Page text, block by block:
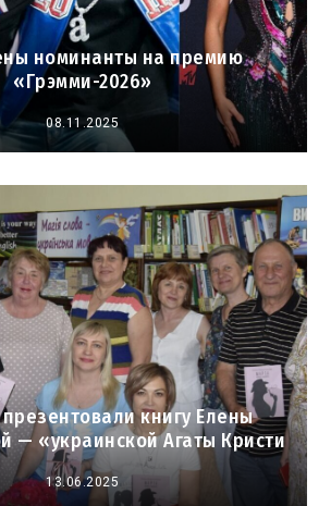
номинанты на премию
«Грэмми-2026»
08.11.2025
книгу Елены
— «украинской Агаты Кристи
13.06.2025